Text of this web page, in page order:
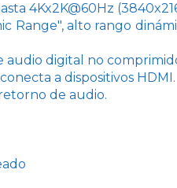
4Kx2K@60Hz
Range", alto rango
audio digital no
a dispositivos HDMI.
de audio.